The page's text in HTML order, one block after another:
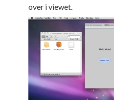
over i viewet.